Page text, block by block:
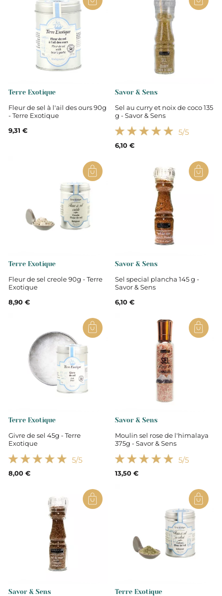
Terre Exotique
Fleur de sel à l'ail des ours 90g
- Terre Exotique
9,31 €
Savor & Sens
Sel au curry et noix de coco 135
g - Savor & Sens
5/5
6,10 €
Terre Exotique
Fleur de sel creole 90g - Terre
Exotique
8,90 €
Savor & Sens
Sel special plancha 145 g -
Savor & Sens
6,10 €
Terre Exotique
Givre de sel 45g - Terre
Exotique
5/5
8,00 €
Savor & Sens
Moulin sel rose de l'himalaya
375g - Savor & Sens
5/5
13,50 €
Savor & Sens Terre Exotique